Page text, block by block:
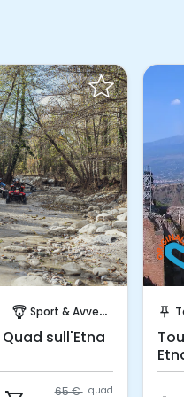
paragliding Sport & Avventura
sull'Etna
65 € quad
push_pin